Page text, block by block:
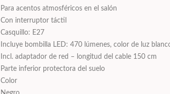
Para acentos atmosféricos en el salón
Con interruptor táctil
Casquillo: E27
Incluye bombilla LED: 470 lúmenes, color de luz
Incl. adaptador de red – longitud del cable 150 cm
Parte inferior protectora del suelo
Color